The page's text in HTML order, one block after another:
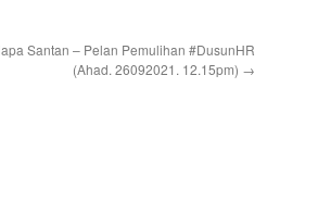
Santan – Pelan Pemulihan #DusunHR
(Ahad. 26092021. 12.15pm) →